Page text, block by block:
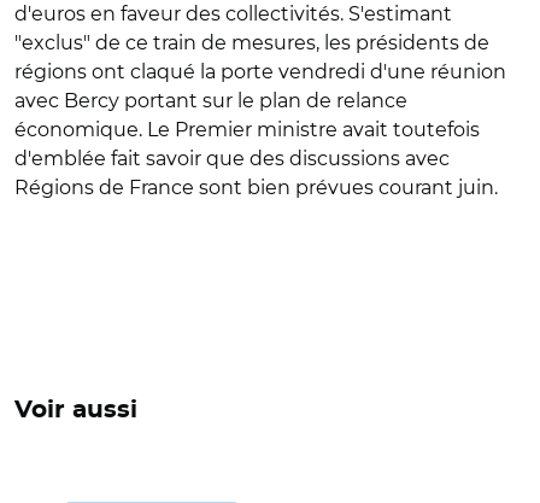
d'euros en faveur des collectivités. S'estimant
"exclus" de ce train de mesures, les présidents de
régions ont claqué la porte vendredi d'une réunion
avec Bercy portant sur le plan de relance
économique. Le Premier ministre avait toutefois
d'emblée fait savoir que des discussions avec
Régions de France sont bien prévues courant juin.
Voir aussi